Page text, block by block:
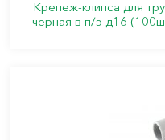
Крепеж-клипса для
черная в п/э д16